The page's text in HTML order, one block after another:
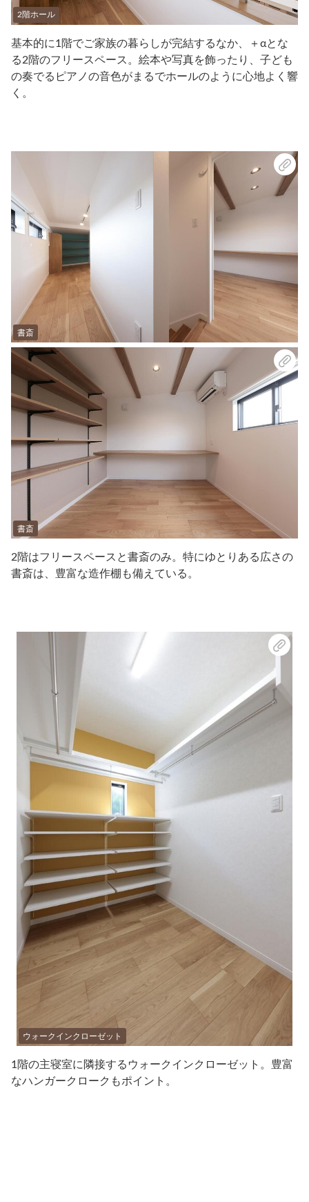
2階ホール
基本的に1階でご家族の暮らしが完結するなか、＋αとな
る2階のフリースペース。絵本や写真を飾ったり、子ども
の奏でるピアノの音色がまるでホールのように心地よく響
く。
書斎
書斎
2階はフリースペースと書斎のみ。特にゆとりある広さの
書斎は、豊富な造作棚も備えている。
ウォークインクローゼット
1階の主寝室に隣接するウォークインクローゼット。豊富
なハンガークロークもポイント。